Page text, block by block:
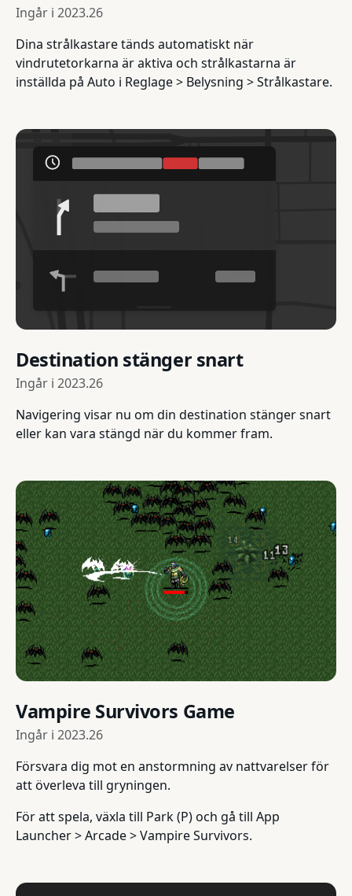
Ingår i 2023.26
Dina strålkastare tänds automatiskt när
vindrutetorkarna är aktiva och strålkastarna är
inställda på Auto i Reglage > Belysning > Strålkastare.
Destination stänger snart
Ingår i 2023.26
Navigering visar nu om din destination stänger snart
eller kan vara stängd när du kommer fram.
Vampire Survivors Game
Ingår i 2023.26
Försvara dig mot en anstormning av nattvarelser för
att överleva till gryningen.
För att spela, växla till Park (P) och gå till App
Launcher > Arcade > Vampire Survivors.